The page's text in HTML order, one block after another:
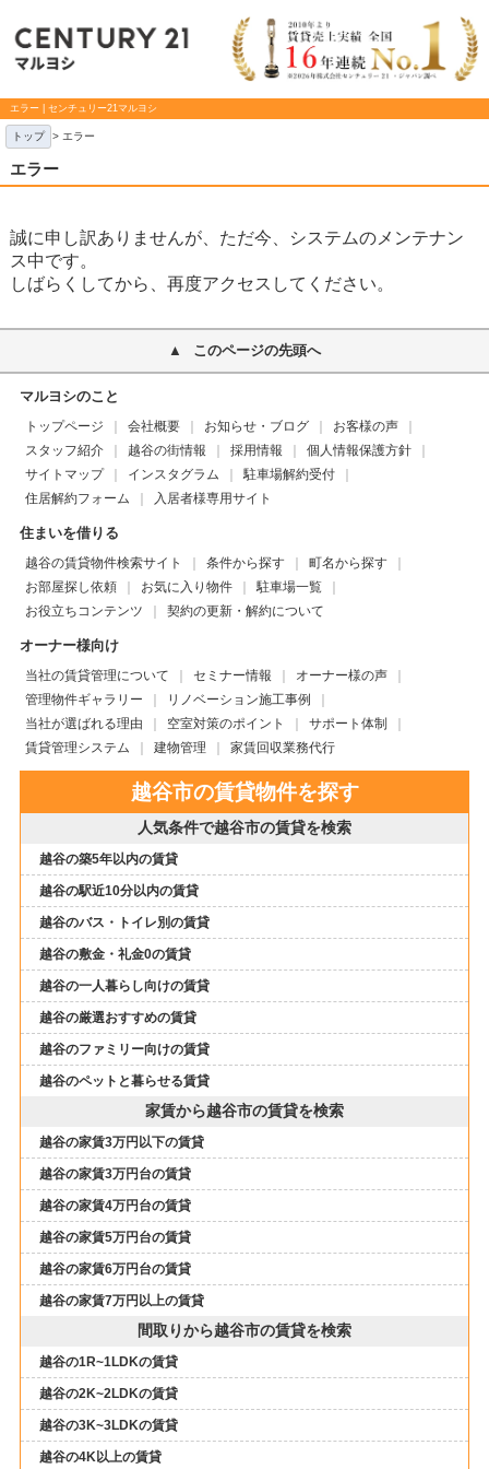
エラー | センチュリー21マルヨシ
トップ > エラー
エラー
誠に申し訳ありませんが、ただ今、システムのメンテナン
ス中です。
しばらくしてから、再度アクセスしてください。
このページの先頭へ
マルヨシのこと
トップページ 会社概要 お知らせ・ブログ
お客様の声
スタッフ紹介
越谷の街情報 採用情報
個人情報保護方針
サイトマップ
インスタグラム
駐車場解約受付
住居解約フォーム
入居者様専用サイト
住まいを借りる
越谷の賃貸物件検索サイト 条件から探す
町名から探す
お部屋探し依頼
お気に入り物件
駐車場一覧
お役立ちコンテンツ
契約の更新・解約について
オーナー様向け
当社の賃貸管理について セミナー情報
オーナー様の声
管理物件ギャラリー
リノベーション施工事例
当社が選ばれる理由
空室対策のポイント
サポート体制
賃貸管理システム
建物管理 家賃回収業務代行
越谷市の賃貸物件を探す
人気条件で越谷市の賃貸を検索
越谷の築5年以内の賃貸
越谷の駅近10分以内の賃貸
越谷のバス・トイレ別の賃貸
越谷の敷金・礼金0の賃貸
越谷の一人暮らし向けの賃貸
越谷の厳選おすすめの賃貸
越谷のファミリー向けの賃貸
越谷のペットと暮らせる賃貸
家賃から越谷市の賃貸を検索
越谷の家賃3万円以下の賃貸
越谷の家賃3万円台の賃貸
越谷の家賃4万円台の賃貸
越谷の家賃5万円台の賃貸
越谷の家賃6万円台の賃貸
越谷の家賃7万円以上の賃貸
間取りから越谷市の賃貸を検索
越谷の1R~1LDKの賃貸
越谷の2K~2LDKの賃貸
越谷の3K~3LDKの賃貸
越谷の4K以上の賃貸